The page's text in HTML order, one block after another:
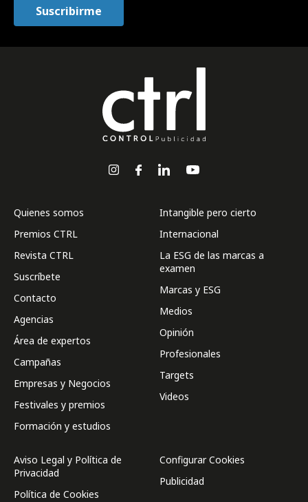
Quienes somos
Premios CTRL
Revista CTRL
Suscríbete
Contacto
Agencias
Área de expertos
Campañas
Empresas y Negocios
Festivales y premios
Formación y estudios
Intangible pero cierto
Internacional
La ESG de las marcas a
examen
Marcas y ESG
Medios
Opinión
Profesionales
Targets
Videos
Aviso Legal y Política de
Privacidad
Política de Cookies
Configurar Cookies
Publicidad